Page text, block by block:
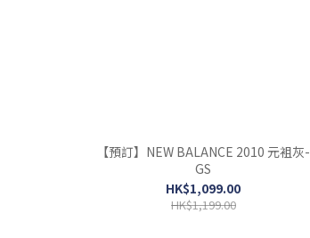
【預訂】NEW BALANCE 2010 元袓灰-
GS
HK$1,099.00
HK$1,199.00